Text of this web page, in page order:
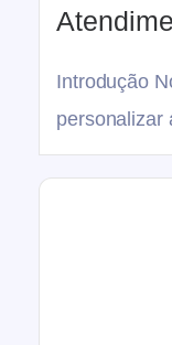
Introdução
personalizar